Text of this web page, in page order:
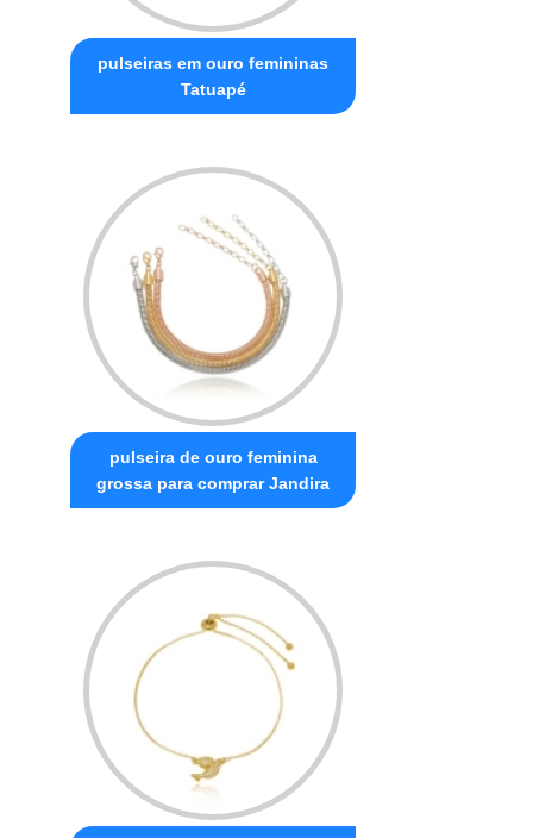
pulseiras em ouro femininas
Tatuapé
pulseira de ouro feminina
grossa para comprar Jandira